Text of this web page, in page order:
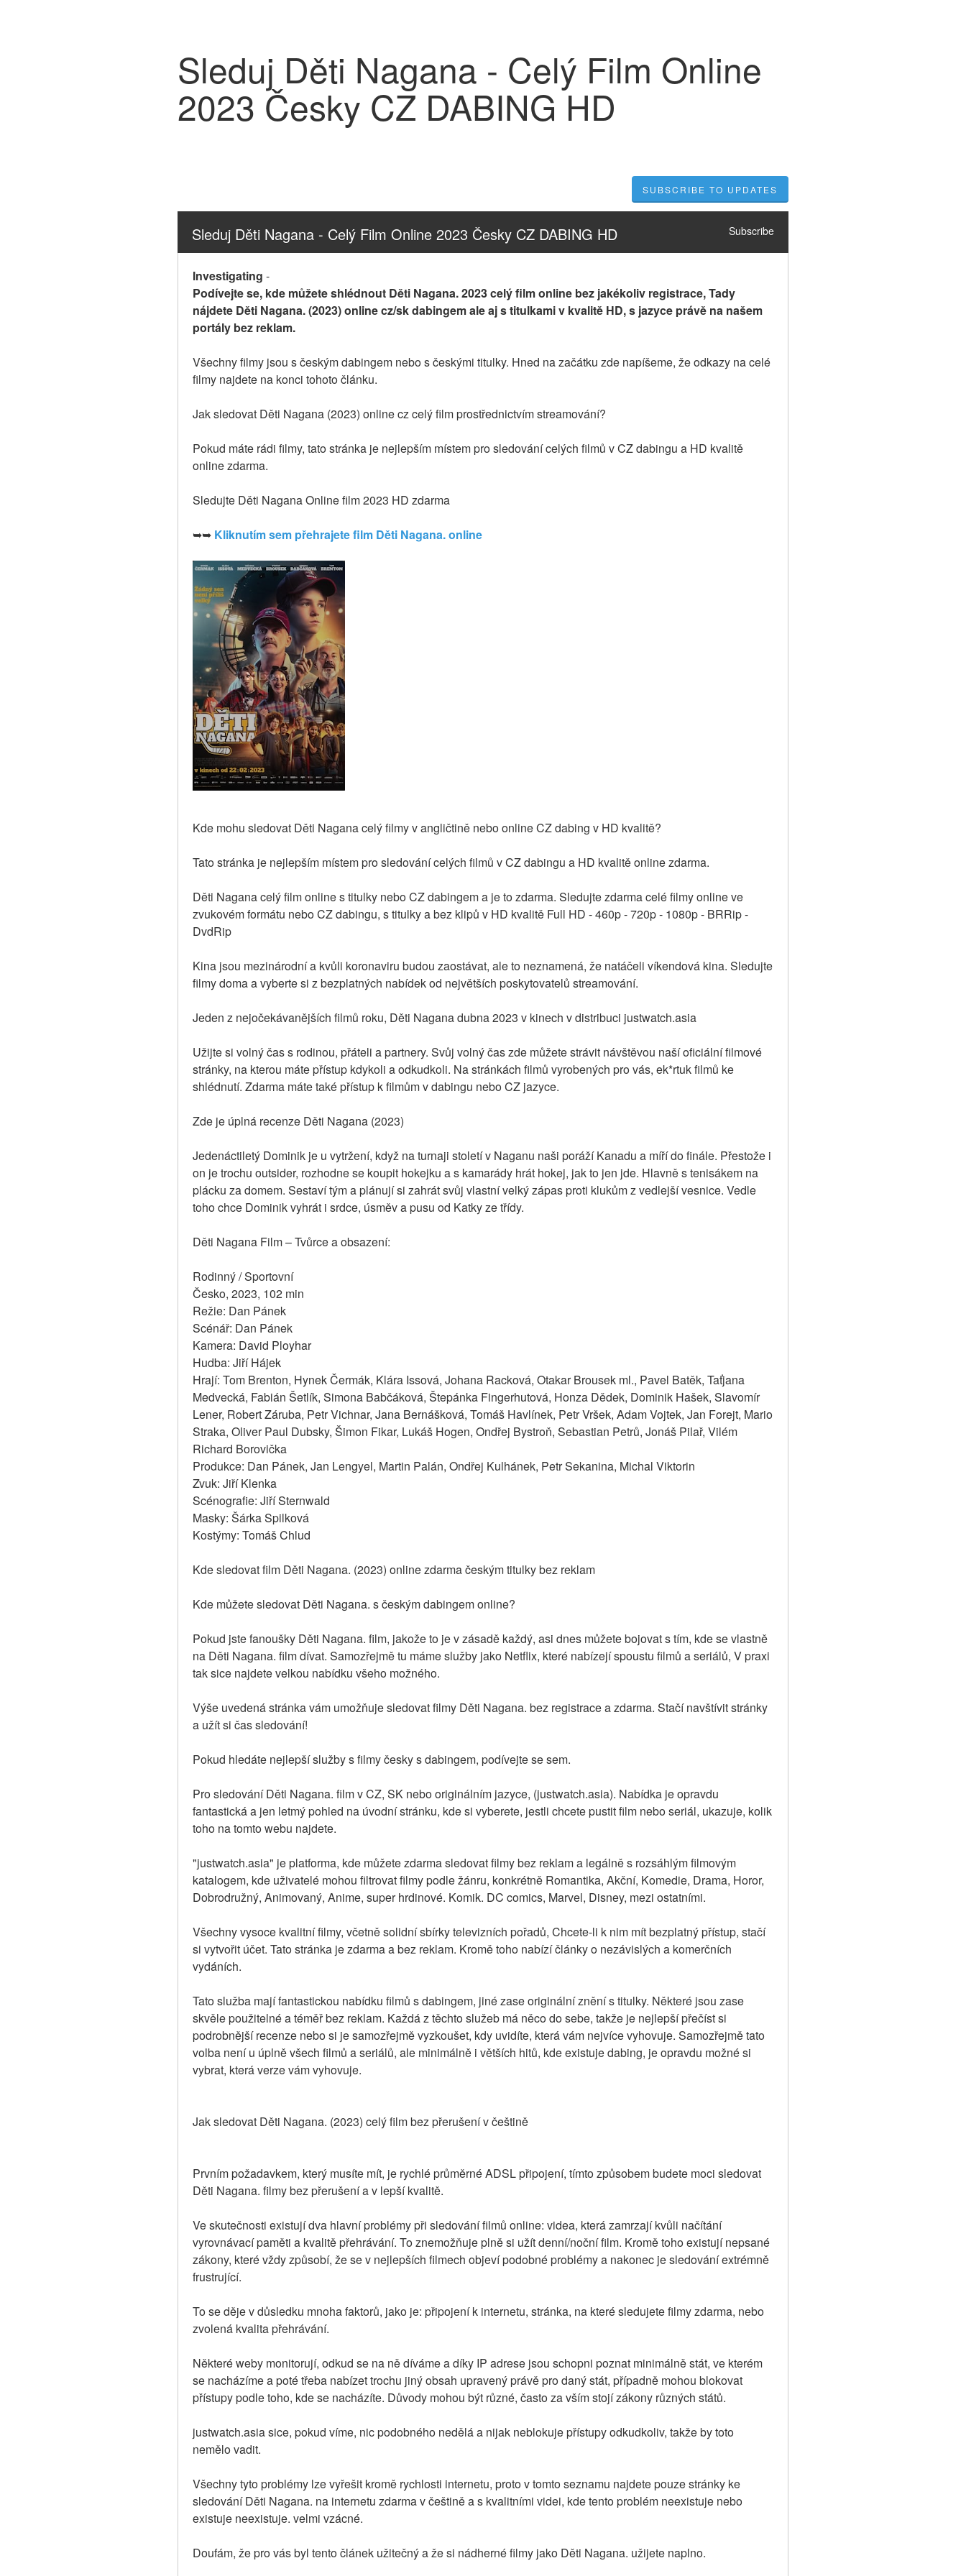
Sleduj Děti Nagana - Celý Film Online
2023 Česky CZ DABING HD
SUBSCRIBE TO UPDATES
Sleduj Děti Nagana - Celý Film Online 2023 Česky CZ DABING HD Subscribe
Investigating -
Podívejte se, kde můžete shlédnout Děti Nagana. 2023 celý film online bez jakékoliv registrace, Tady
nájdete Děti Nagana. (2023) online cz/sk dabingem ale aj s titulkami v kvalitě HD, s jazyce právě na našem
portály bez reklam.
Všechny filmy jsou s českým dabingem nebo s českými titulky. Hned na začátku zde napíšeme, že odkazy na celé
filmy najdete na konci tohoto článku.
Jak sledovat Děti Nagana (2023) online cz celý film prostřednictvím streamování?
Pokud máte rádi filmy, tato stránka je nejlepším místem pro sledování celých filmů v CZ dabingu a HD kvalitě
online zdarma.
Sledujte Děti Nagana Online film 2023 HD zdarma
➥➥ Kliknutím sem přehrajete film Děti Nagana. online
Kde mohu sledovat Děti Nagana celý filmy v angličtině nebo online CZ dabing v HD kvalitě?
Tato stránka je nejlepším místem pro sledování celých filmů v CZ dabingu a HD kvalitě online zdarma.
Děti Nagana celý film online s titulky nebo CZ dabingem a je to zdarma. Sledujte zdarma celé filmy online ve
zvukovém formátu nebo CZ dabingu, s titulky a bez klipů v HD kvalitě Full HD - 460p - 720p - 1080p - BRRip -
DvdRip
Kina jsou mezinárodní a kvůli koronaviru budou zaostávat, ale to neznamená, že natáčeli víkendová kina. Sledujte
filmy doma a vyberte si z bezplatných nabídek od největších poskytovatelů streamování.
Jeden z nejočekávanějších filmů roku, Děti Nagana dubna 2023 v kinech v distribuci justwatch.asia
Užijte si volný čas s rodinou, přáteli a partnery. Svůj volný čas zde můžete strávit návštěvou naší oficiální filmové
stránky, na kterou máte přístup kdykoli a odkudkoli. Na stránkách filmů vyrobených pro vás, ek*rtuk filmů ke
shlédnutí. Zdarma máte také přístup k filmům v dabingu nebo CZ jazyce.
Zde je úplná recenze Děti Nagana (2023)
Jedenáctiletý Dominik je u vytržení, když na turnaji století v Naganu naši poráží Kanadu a míří do finále. Přestože i
on je trochu outsider, rozhodne se koupit hokejku a s kamarády hrát hokej, jak to jen jde. Hlavně s tenisákem na
plácku za domem. Sestaví tým a plánují si zahrát svůj vlastní velký zápas proti klukům z vedlejší vesnice. Vedle
toho chce Dominik vyhrát i srdce, úsměv a pusu od Katky ze třídy.
Děti Nagana Film – Tvůrce a obsazení:
Rodinný / Sportovní
Česko, 2023, 102 min
Režie: Dan Pánek
Scénář: Dan Pánek
Kamera: David Ployhar
Hudba: Jiří Hájek
Hrají: Tom Brenton, Hynek Čermák, Klára Issová, Johana Racková, Otakar Brousek ml., Pavel Batěk, Taťjana
Medvecká, Fabián Šetlík, Simona Babčáková, Štepánka Fingerhutová, Honza Dědek, Dominik Hašek, Slavomír
Lener, Robert Záruba, Petr Vichnar, Jana Bernášková, Tomáš Havlínek, Petr Vršek, Adam Vojtek, Jan Forejt, Mario
Straka, Oliver Paul Dubsky, Šimon Fikar, Lukáš Hogen, Ondřej Bystroň, Sebastian Petrů, Jonáš Pilař, Vilém
Richard Borovička
Produkce: Dan Pánek, Jan Lengyel, Martin Palán, Ondřej Kulhánek, Petr Sekanina, Michal Viktorin
Zvuk: Jiří Klenka
Scénografie: Jiří Sternwald
Masky: Šárka Spilková
Kostýmy: Tomáš Chlud
Kde sledovat film Děti Nagana. (2023) online zdarma českým titulky bez reklam
Kde můžete sledovat Děti Nagana. s českým dabingem online?
Pokud jste fanoušky Děti Nagana. film, jakože to je v zásadě každý, asi dnes můžete bojovat s tím, kde se vlastně
na Děti Nagana. film dívat. Samozřejmě tu máme služby jako Netflix, které nabízejí spoustu filmů a seriálů, V praxi
tak sice najdete velkou nabídku všeho možného.
Výše uvedená stránka vám umožňuje sledovat filmy Děti Nagana. bez registrace a zdarma. Stačí navštívit stránky
a užít si čas sledování!
Pokud hledáte nejlepší služby s filmy česky s dabingem, podívejte se sem.
Pro sledování Děti Nagana. film v CZ, SK nebo originálním jazyce, (justwatch.asia). Nabídka je opravdu
fantastická a jen letmý pohled na úvodní stránku, kde si vyberete, jestli chcete pustit film nebo seriál, ukazuje, kolik
toho na tomto webu najdete.
"justwatch.asia" je platforma, kde můžete zdarma sledovat filmy bez reklam a legálně s rozsáhlým filmovým
katalogem, kde uživatelé mohou filtrovat filmy podle žánru, konkrétně Romantika, Akční, Komedie, Drama, Horor,
Dobrodružný, Animovaný, Anime, super hrdinové. Komik. DC comics, Marvel, Disney, mezi ostatními.
Všechny vysoce kvalitní filmy, včetně solidní sbírky televizních pořadů, Chcete-li k nim mít bezplatný přístup, stačí
si vytvořit účet. Tato stránka je zdarma a bez reklam. Kromě toho nabízí články o nezávislých a komerčních
vydáních.
Tato služba mají fantastickou nabídku filmů s dabingem, jiné zase originální znění s titulky. Některé jsou zase
skvěle použitelné a téměř bez reklam. Každá z těchto služeb má něco do sebe, takže je nejlepší přečíst si
podrobnější recenze nebo si je samozřejmě vyzkoušet, kdy uvidíte, která vám nejvíce vyhovuje. Samozřejmě tato
volba není u úplně všech filmů a seriálů, ale minimálně i větších hitů, kde existuje dabing, je opravdu možné si
vybrat, která verze vám vyhovuje.
Jak sledovat Děti Nagana. (2023) celý film bez přerušení v češtině
Prvním požadavkem, který musíte mít, je rychlé průměrné ADSL připojení, tímto způsobem budete moci sledovat
Děti Nagana. filmy bez přerušení a v lepší kvalitě.
Ve skutečnosti existují dva hlavní problémy při sledování filmů online: videa, která zamrzají kvůli načítání
vyrovnávací paměti a kvalitě přehrávání. To znemožňuje plně si užít denní/noční film. Kromě toho existují nepsané
zákony, které vždy způsobí, že se v nejlepších filmech objeví podobné problémy a nakonec je sledování extrémně
frustrující.
To se děje v důsledku mnoha faktorů, jako je: připojení k internetu, stránka, na které sledujete filmy zdarma, nebo
zvolená kvalita přehrávání.
Některé weby monitorují, odkud se na ně díváme a díky IP adrese jsou schopni poznat minimálně stát, ve kterém
se nacházíme a poté třeba nabízet trochu jiný obsah upravený právě pro daný stát, případně mohou blokovat
přístupy podle toho, kde se nacházíte. Důvody mohou být různé, často za vším stojí zákony různých států.
justwatch.asia sice, pokud víme, nic podobného nedělá a nijak neblokuje přístupy odkudkoliv, takže by toto
nemělo vadit.
Všechny tyto problémy lze vyřešit kromě rychlosti internetu, proto v tomto seznamu najdete pouze stránky ke
sledování Děti Nagana. na internetu zdarma v češtině a s kvalitními videi, kde tento problém neexistuje nebo
existuje neexistuje. velmi vzácné.
Doufám, že pro vás byl tento článek užitečný a že si nádherné filmy jako Děti Nagana. užijete naplno.